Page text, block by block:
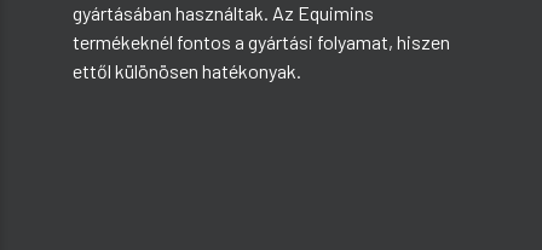
gyártásában használtak. Az Equimins
termékeknél fontos a gyártási folyamat, hiszen
ettől különösen hatékonyak.